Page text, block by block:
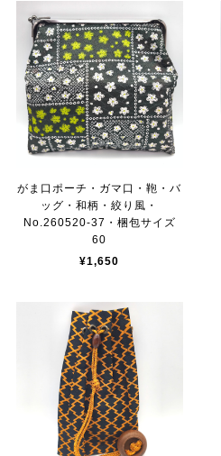
がま口ポーチ・ガマ口・鞄・バ
ッグ・和柄・絞り風・
No.260520-37・梱包サイズ
60
¥1,650